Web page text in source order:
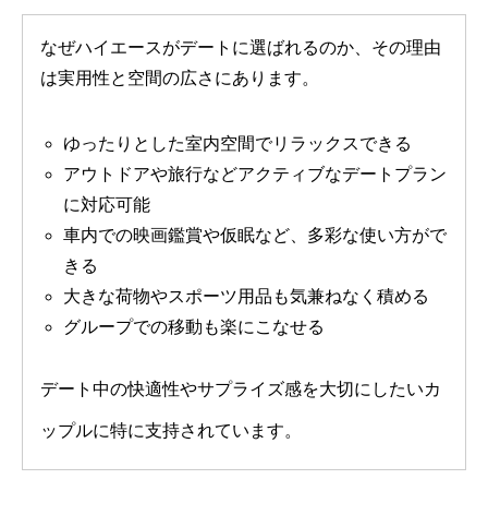
なぜハイエースがデートに選ばれるのか、その理由
は実用性と空間の広さにあります。
ゆったりとした室内空間でリラックスできる
アウトドアや旅行などアクティブなデートプラン
に対応可能
車内での映画鑑賞や仮眠など、多彩な使い方がで
きる
大きな荷物やスポーツ用品も気兼ねなく積める
グループでの移動も楽にこなせる
デート中の快適性やサプライズ感を大切にしたいカ
ップルに特に支持されています。